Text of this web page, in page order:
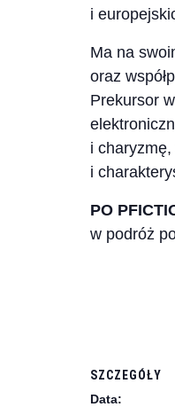
i
Ma na
oraz
Prekursor
i
i
PO
w podróż
SZCZEGÓŁY
Data: